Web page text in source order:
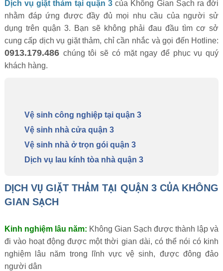
Dịch vụ giặt thảm tại quận 3 của Không Gian Sạch ra đời
nhằm đáp ứng được đầy đủ mọi nhu cầu của người sử
dụng trên quận 3. Bạn sẽ không phải đau đầu tìm cơ sở
cung cấp dịch vụ giặt thảm, chỉ cần nhắc và gọi đến Hotline:
0913.179.486 chúng tôi sẽ có mặt ngay để phục vụ quý
khách hàng.
Vệ sinh công nghiệp tại quận 3
Vệ sinh nhà cửa quận 3
Vệ sinh nhà ở trọn gói quận 3
Dịch vụ lau kính tòa nhà quận 3
DỊCH VỤ GIẶT THẢM TẠI QUẬN 3 CỦA KHÔNG
GIAN SẠCH
Kinh nghiệm lâu năm: Không Gian Sạch được thành lập và
đi vào hoạt động được một thời gian dài, có thể nói có kinh
nghiệm lâu năm trong lĩnh vực vệ sinh, được đông đảo
người dân